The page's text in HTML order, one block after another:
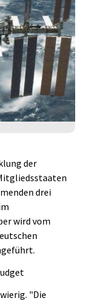
der
drei
wird vom
"Die